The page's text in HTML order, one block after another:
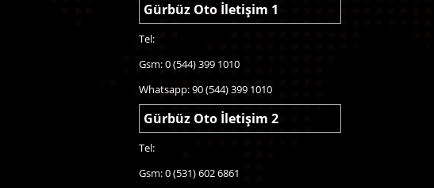
Gürbüz Oto İletişim 1
Tel:
Gsm: 0 (544) 399 1010
Whatsapp: 90 (544) 399 1010
Gürbüz Oto İletişim 2
Tel:
Gsm: 0 (531) 602 6861